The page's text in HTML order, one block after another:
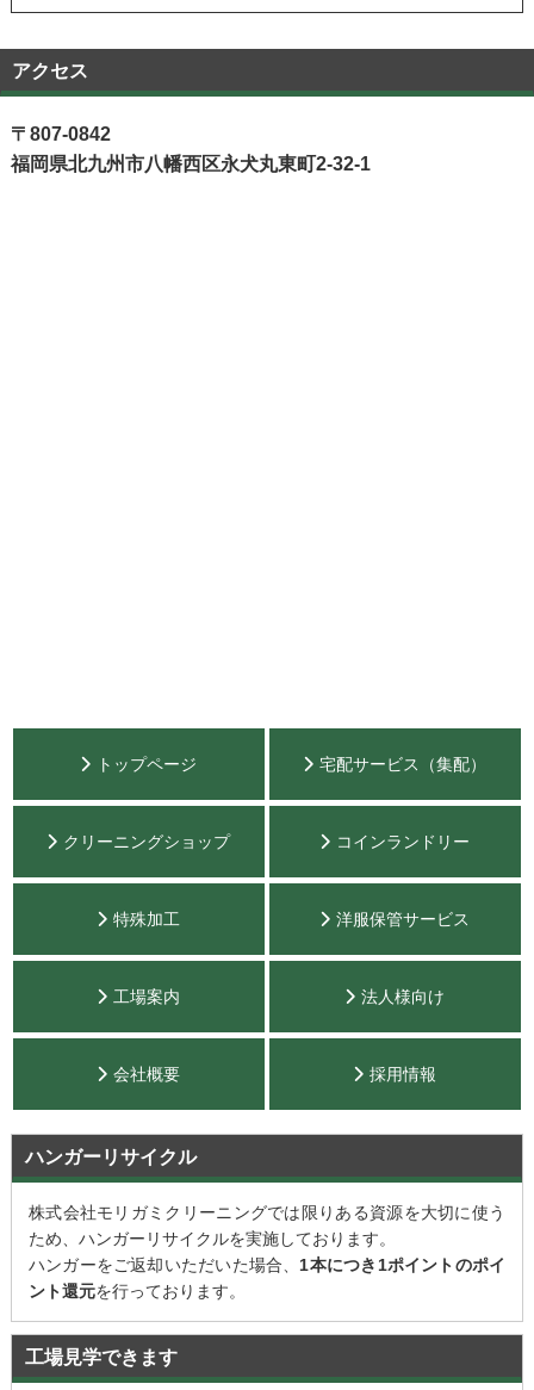
アクセス
〒807-0842
福岡県北九州市八幡西区永犬丸東町2-32-1
トップページ 宅配サービス（集配）
クリーニングショップ コインランドリー
特殊加工 洋服保管サービス
工場案内 法人様向け
会社概要 採用情報
ハンガーリサイクル
株式会社モリガミクリーニングでは限りある資源を大切に使う
ため、ハンガーリサイクルを実施しております。
ハンガーをご返却いただいた場合、 1本につき1ポイントのポイ
ント還元を行っております。
工場見学できます